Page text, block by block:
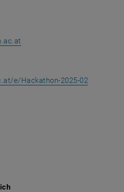
e/Hackathon-2025-02